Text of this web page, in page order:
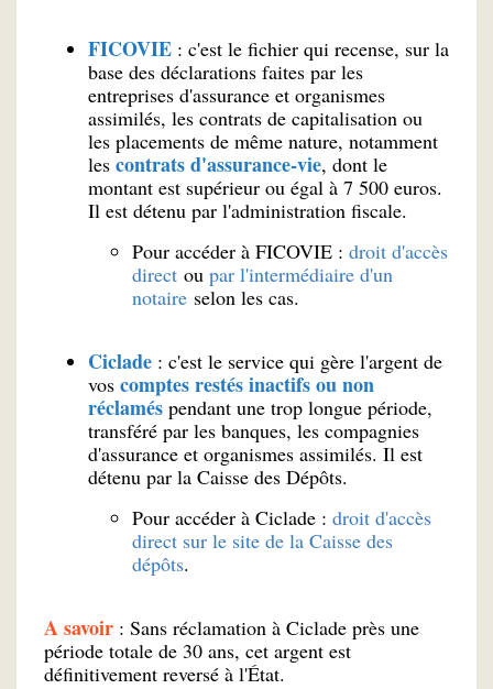
FICOVIE : c'est le fichier qui recense, sur la
base des déclarations faites par les
entreprises d'assurance et organismes
assimilés, les contrats de capitalisation ou
les placements de même nature, notamment
les contrats d'assurance-vie, dont le
montant est supérieur ou égal à 7 500 euros.
Il est détenu par l'administration fiscale.
Pour accéder à FICOVIE : droit d'accès
direct ou par l'intermédiaire d'un
notaire selon les cas.
Ciclade : c'est le service qui gère l'argent de
vos comptes restés inactifs ou non
réclamés pendant une trop longue période,
transféré par les banques, les compagnies
d'assurance et organismes assimilés. Il est
détenu par la Caisse des Dépôts.
Pour accéder à Ciclade : droit d'accès
direct sur le site de la Caisse des
dépôts.
A savoir : Sans réclamation à Ciclade près une
période totale de 30 ans, cet argent est
définitivement reversé à l'État.